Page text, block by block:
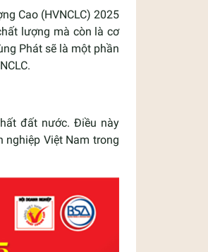
Cao (HVNCLC) 2025
lượng mà còn là cơ
Phát sẽ là một phần
đất nước. Điều này
nghiệp Việt Nam trong